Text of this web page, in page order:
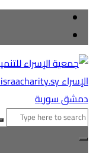
التجاوز
المحتوى
البحث
عن: